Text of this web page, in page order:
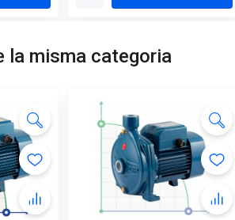
la misma categoria